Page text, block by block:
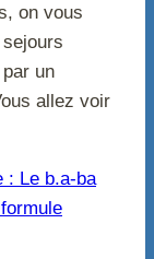
on vous
un
allez voir
: Le b.a-ba